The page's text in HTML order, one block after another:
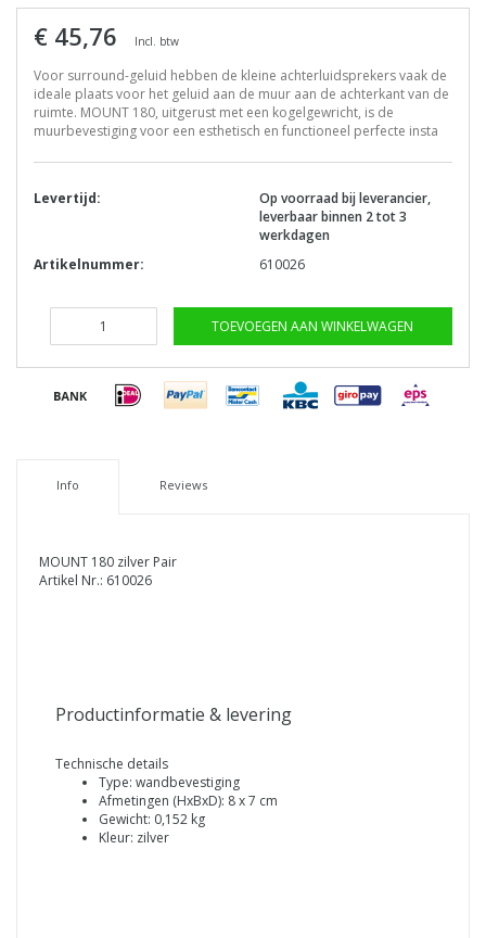
€ 45,76 Incl. btw
Voor surround-geluid hebben de kleine achterluidsprekers vaak de
ideale plaats voor het geluid aan de muur aan de achterkant van de
ruimte. MOUNT 180, uitgerust met een kogelgewricht, is de
muurbevestiging voor een esthetisch en functioneel perfecte insta
Levertijd:
Op voorraad bij leverancier,
leverbaar binnen 2 tot 3
werkdagen
Artikelnummer:
610026
TOEVOEGEN AAN WINKELWAGEN
Info Reviews
MOUNT 180 zilver Pair
Artikel Nr.: 610026
Productinformatie & levering
Technische details
Type: wandbevestiging
Afmetingen (HxBxD): 8 x 7 cm
Gewicht: 0,152 kg
Kleur: zilver